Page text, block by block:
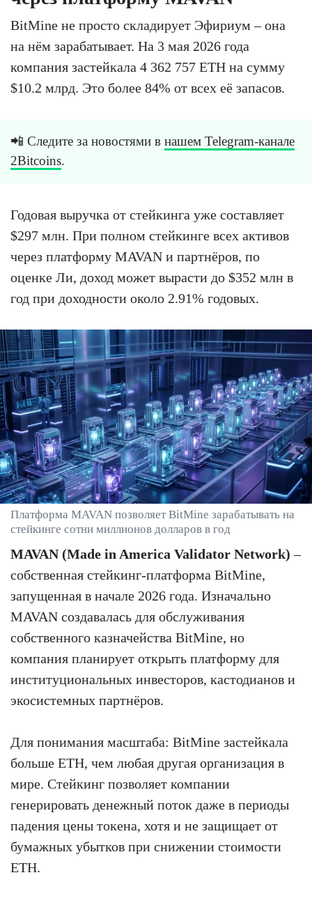
BitMine не просто складирует Эфириум – она
на нём зарабатывает. На 3 мая 2026 года
компания застейкала 4 362 757 ETH на сумму
$10.2 млрд. Это более 84% от всех её запасов.
📲 Следите за новостями в нашем Telegram-канале
2Bitcoins.
Годовая выручка от стейкинга уже составляет
$297 млн. При полном стейкинге всех активов
через платформу MAVAN и партнёров, по
оценке Ли, доход может вырасти до $352 млн в
год при доходности около 2.91% годовых.
Платформа MAVAN позволяет BitMine зарабатывать на
стейкинге сотни миллионов долларов в год
MAVAN (Made in America Validator Network) –
собственная стейкинг-платформа BitMine,
запущенная в начале 2026 года. Изначально
MAVAN создавалась для обслуживания
собственного казначейства BitMine, но
компания планирует открыть платформу для
институциональных инвесторов, кастодианов и
экосистемных партнёров.
Для понимания масштаба: BitMine застейкала
больше ETH, чем любая другая организация в
мире. Стейкинг позволяет компании
генерировать денежный поток даже в периоды
падения цены токена, хотя и не защищает от
бумажных убытков при снижении стоимости
ETH.